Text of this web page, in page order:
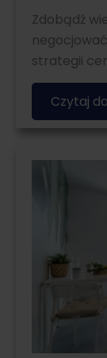
Zdobądź
strategii
Czytaj